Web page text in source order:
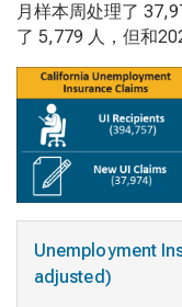
月样本周处理了
了 5,779 人，但和
Unemployment
adjusted)